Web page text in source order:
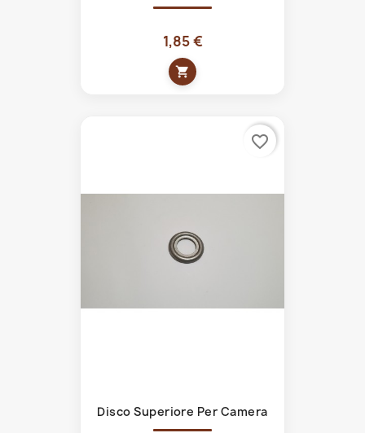
1,85 €
shopping_cart
Disco Superiore Per Camera
favorite_border